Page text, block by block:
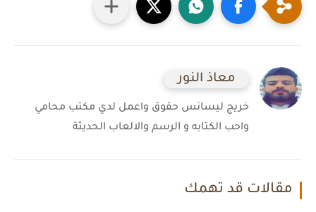
معاذ النور
خريج ليسانس حقوق واعمل لدي مكتب محامي
واحب الكتابه و الرسم والالعاب الحديثة
مقالات قد تهمك